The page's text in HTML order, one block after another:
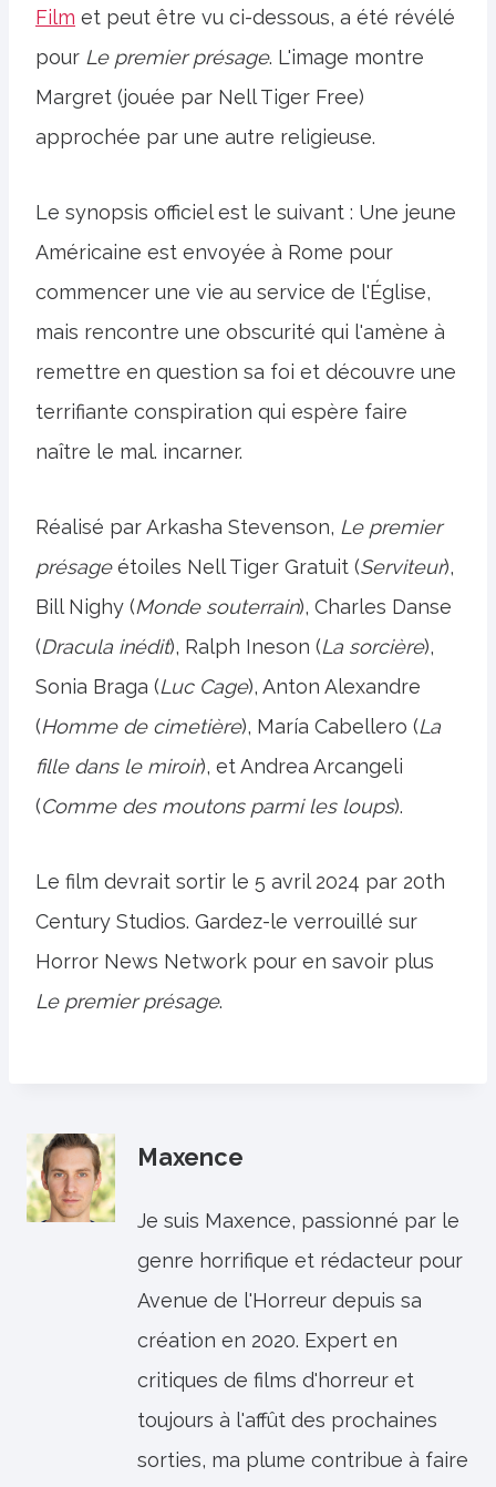
Film et peut être vu ci-dessous, a été révélé
pour Le premier présage. L'image montre
Margret (jouée par Nell Tiger Free)
approchée par une autre religieuse.
Le synopsis officiel est le suivant : Une jeune
Américaine est envoyée à Rome pour
commencer une vie au service de l'Église,
mais rencontre une obscurité qui l'amène à
remettre en question sa foi et découvre une
terrifiante conspiration qui espère faire
naître le mal. incarner.
Réalisé par Arkasha Stevenson, Le premier
présageétoiles Nell Tiger Gratuit (Serviteur),
Bill Nighy (Monde souterrain), Charles Danse
(Dracula inédit), Ralph Ineson (La sorcière),
Sonia Braga (Luc Cage), Anton Alexandre
(Homme de cimetière), María Cabellero (La
fille dans le miroir), et Andrea Arcangeli
(Comme des moutons parmi les loups).
Le film devrait sortir le 5 avril 2024 par 20th
Century Studios. Gardez-le verrouillé sur
Horror News Network pour en savoir plus
Le premier présage.
Maxence
Je suis Maxence, passionné par le
genre horrifique et rédacteur pour
Avenue de l'Horreur depuis sa
création en 2020. Expert en
critiques de films d'horreur et
toujours à l'affût des prochaines
sorties, ma plume contribue à faire